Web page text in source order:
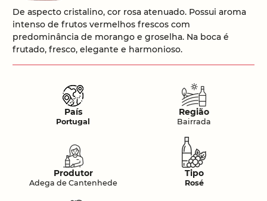
De aspecto cristalino, cor rosa atenuado. Possui aroma
intenso de frutos vermelhos frescos com
predominância de morango e groselha. Na boca é
frutado, fresco, elegante e harmonioso.
País
Portugal
Região
Bairrada
Produtor
Adega de Cantenhede
Tipo
Rosé